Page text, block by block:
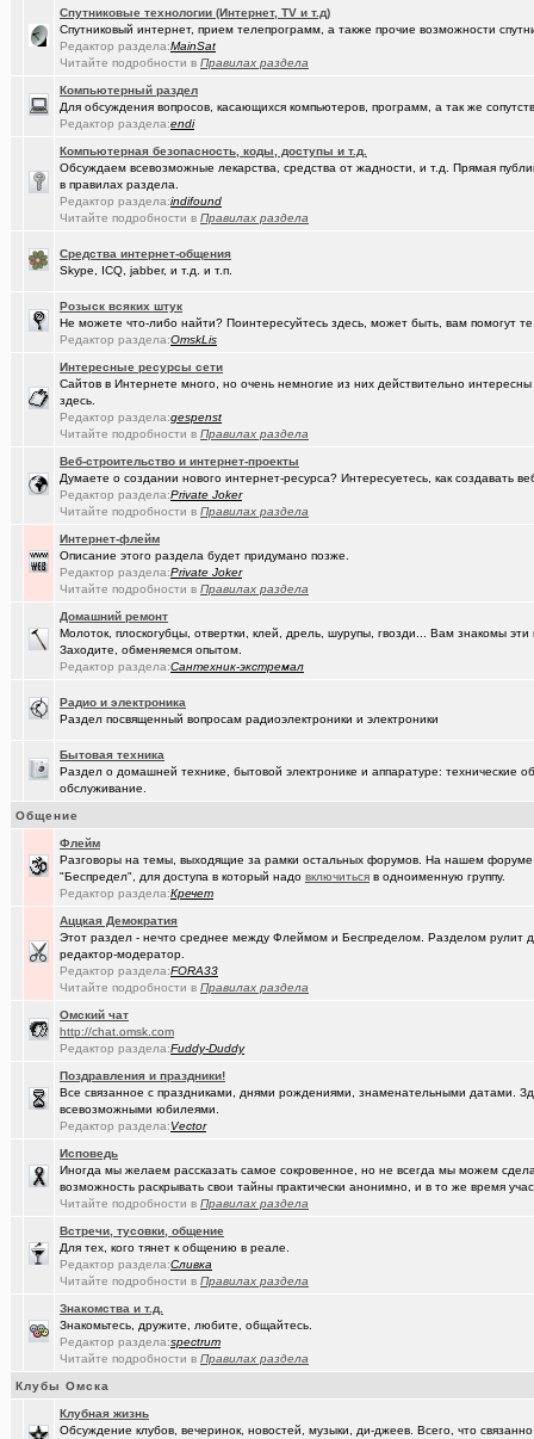
что такое русский особый путь ? (karaganda) +42
Восстановление информации с HDD, SSD, Flash. Ремонт HDD.(Винчесте..)
Любимая Люлюня, с днём рождения!(Sati) +26
чо наезд от "Городского центра учета"?
Авто под заказ по России(Artem178)
мнение оппозиции(DEMON)
Обсуждения фотографий форумчан (на позитивной волне) - 4(avd173791)
FM-радиостанции в Омске и Омской области
Посоветуйте хорошего массажиста.
Что вы сейчас смотрите?(ZerG) +840
Где хорошие кроссовки купить?(tramov)
Леонид Полежаев возращается на пост губернатора!
клипы, поднимающие русский (российский) дух.
На что обратить внимание при выборе жены?
Zennoposter мой опыт использования
!(5555)
Лицензионные слоты и live игры от Lotos Casino! (gorbunov..)
.,.(DEMON) +9
Техника и другие товары с гарантией в наличии и под заказ
Brugmann,VEKA,Gealan - надёжные Балконы и Окна ПВХ в Омске.
День независимости маленькой, но гордой страны(Pihlak) +1613
Добро пожаловать! Принципы общения на Омском форуме!
Цифровое телевидение в Омске(омич) +119
Песни об Омске(омич)
Спутниковые технологии (Интернет, TV и т.д)
Спутниковый интернет, прием телепрограмм, а также прочие возможности
Редактор раздела:MainSat
Читайте подробности в Правилах раздела
Компьютерный раздел
Для обсуждения вопросов, касающихся компьютеров, программ, а так же
Редактор раздела:endi
Компьютерная безопасность, коды, доступы и т.д.
Обсуждаем всевозможные лекарства, средства от жадности, и т.д. Прямая
в правилах раздела.
Редактор раздела:indifound
Читайте подробности в Правилах раздела
Средства интернет-общения
Skype, ICQ, jabber, и т.д. и т.п.
Розыск всяких штук
Не можете что-либо найти? Поинтересуйтесь здесь, может быть, вам помогут
Редактор раздела:OmskLis
Интересные ресурсы сети
Сайтов в Интернете много, но очень немногие из них действительно
здесь.
Редактор раздела:gespenst
Читайте подробности в Правилах раздела
Веб-строительство и интернет-проекты
Думаете о создании нового интернет-ресурса? Интересуетесь, как создавать
Редактор раздела:Private Joker
Читайте подробности в Правилах раздела
Интернет-флейм
Описание этого раздела будет придумано позже.
Редактор раздела:Private Joker
Читайте подробности в Правилах раздела
Домашний ремонт
Молоток, плоскогубцы, отвертки, клей, дрель, шурупы, гвозди... Вам знакомы
Заходите, обменяемся опытом.
Редактор раздела:Сантехник-экстремал
Радио и электроника
Раздел посвященный вопросам радиоэлектроники и электроники
Бытовая техника
Раздел о домашней технике, бытовой электронике и аппаратуре: технические
обслуживание.
Общение
Флейм
Разговоры на темы, выходящие за рамки остальных форумов. На нашем
"Беспредел", для доступа в который надо включиться в одноименную группу.
Редактор раздела:Кречет
Аццкая Демократия
Этот раздел - нечто среднее между Флеймом и Беспределом. Разделом рулит
редактор-модератор.
Редактор раздела:FORA33
Читайте подробности в Правилах раздела
Oмский чат
http://chat.omsk.com
Редактор раздела:Fuddy-Duddy
Поздравления и праздники!
Все связанное с праздниками, днями рождениями, знаменательными датами.
всевозможными юбилеями.
Редактор раздела:Vector
Исповедь
Иногда мы желаем рассказать самое сокровенное, но не всегда мы можем
возможность раскрывать свои тайны практически анонимно, и в то же время
Читайте подробности в Правилах раздела
Встречи, тусовки, общение
Для тех, кого тянет к общению в реале.
Редактор раздела:Сливка
Читайте подробности в Правилах раздела
Знакомства и т.д.
Знакомьтесь, дружите, любите, общайтесь.
Редактор раздела:spectrum
Читайте подробности в Правилах раздела
Клубы Омска
Клубная жизнь
Обсуждение клубов, вечеринок, новостей, музыки, ди-джеев. Всего, что